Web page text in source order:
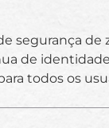
segurança de
de
todos os